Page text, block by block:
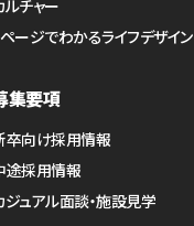
ルチャー
ージでわかるライフデザイン
集要項
卒向け採用情報
途採用情報
ジュアル面談・施設見学